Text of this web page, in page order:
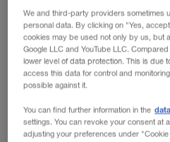
WALTER BUSINESS-
WALTER LAGER-
WALTER LEASING GmbH
WALTER REAL ESTATE
IHRE DATEN
We and third-party providers sometimes
personal data. By clicking on "Yes,
cookies may be used not only by us, but
Google LLC and YouTube LLC.
lower level of data protection. This is due
access this data for control and
possible against it.
You can find further information in the
settings. You can revoke your consent at
adjusting your preferences under